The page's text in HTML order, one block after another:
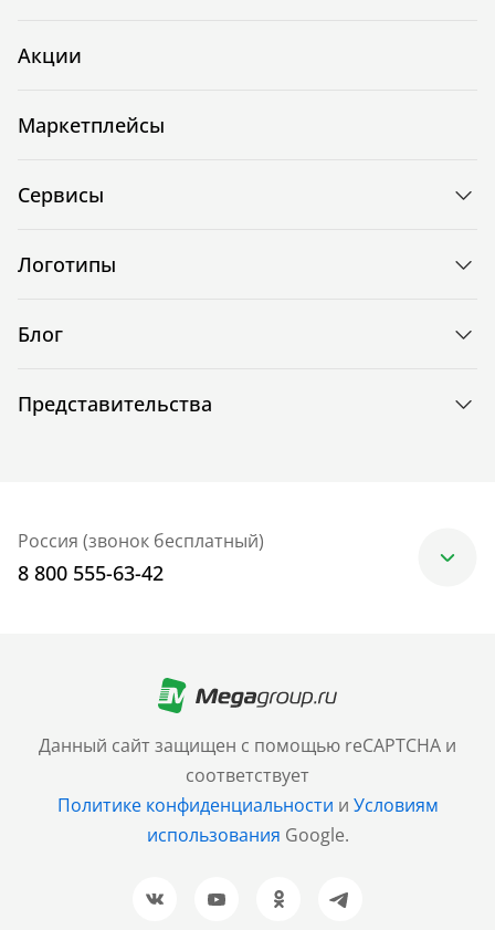
Данный сайт защищен с помощью reCAPTCHA и
соответствует
Политике конфиденциальности и Условиям
использования Google.
Акции
Маркетплейсы
Сервисы
Логотипы
Блог
Представительства
Россия (звонок бесплатный)
8 800 555-63-42
+7 (499) 705-30-10
Санкт-Петербург
+7 (812) 600-77-33
Барнаул
+7 (961) 999-93-93
Новосибирск